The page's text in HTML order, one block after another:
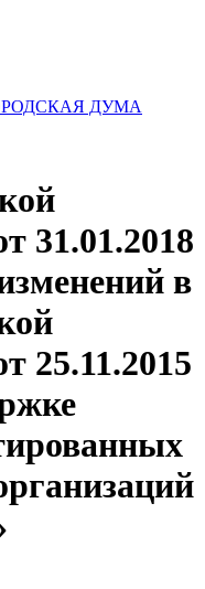
ДУМА
31.01.2018
в
25.11.2015